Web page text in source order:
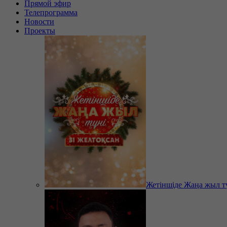
Прямой эфир
Телепрограмма
Новости
Проекты
Жетіншіде Жаңа жыл